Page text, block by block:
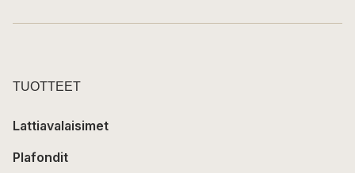
TUOTTEET
Lattiavalaisimet
Plafondit